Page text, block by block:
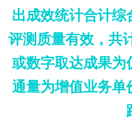
出成效统计合计综
评测质量有效，共
或数字取达成果为
通量为增值业务单